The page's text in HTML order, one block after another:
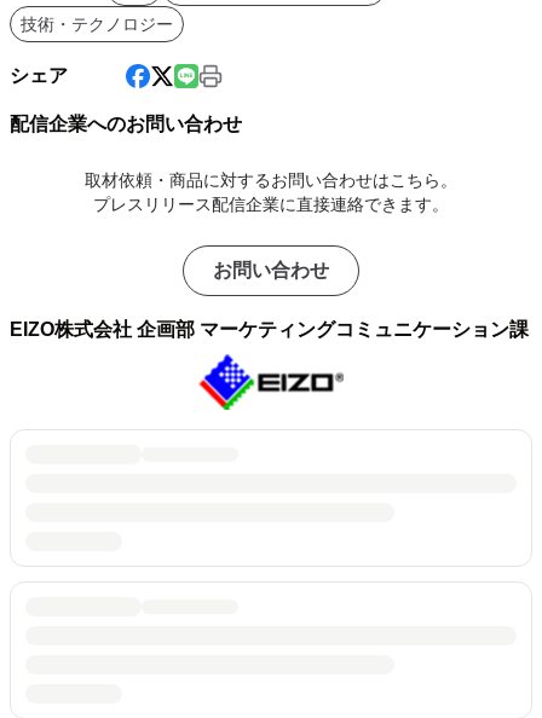
技術・テクノロジー
シェア
配信企業へのお問い合わせ
取材依頼・商品に対するお問い合わせはこちら。
プレスリリース配信企業に直接連絡できます。
お問い合わせ
EIZO株式会社 企画部 マーケティングコミュニケーション課